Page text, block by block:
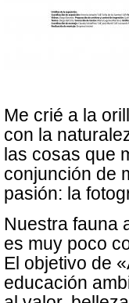
Me crié a la
con la
las cosas que
conjunción de
pasión: la
Nuestra fauna
es muy poco
El objetivo de
educación